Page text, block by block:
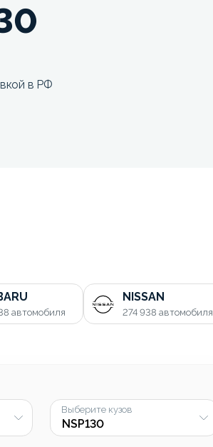
в РФ
автомобиля
NISSAN
274 938 автомобиля
Выберите кузов